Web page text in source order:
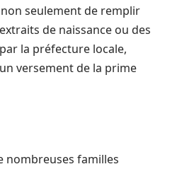
seulement de remplir
de naissance ou des
la préfecture locale,
versement de la prime
nombreuses familles